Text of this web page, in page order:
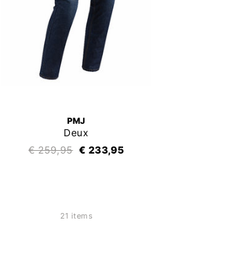
PMJ
Deux
€ 259,95 € 233,95
21 items